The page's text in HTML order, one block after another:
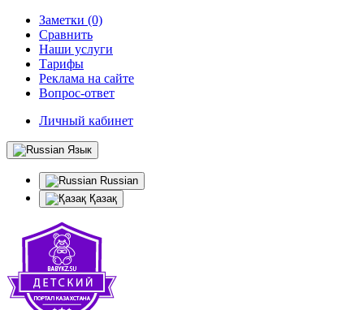
Заметки (0)
Сравнить
Наши услуги
Тарифы
Реклама на сайте
Вопрос-ответ
Личный кабинет
Язык
Russian
Қазақ